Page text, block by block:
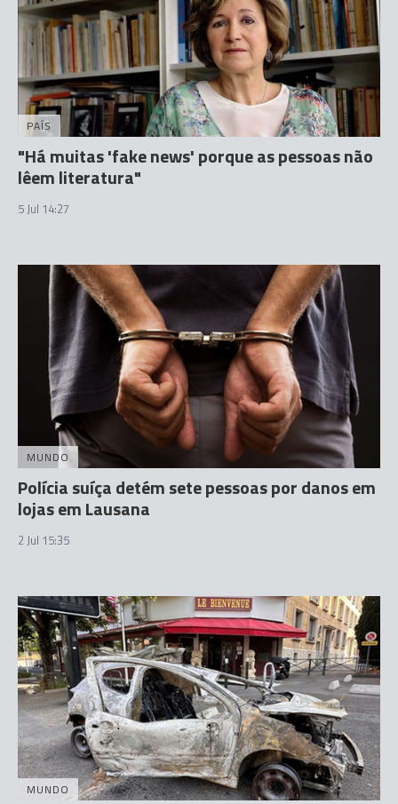
PAÍS
"Há muitas 'fake news' porque as pessoas não
lêem literatura"
5 Jul 14:27
MUNDO
Polícia suíça detém sete pessoas por danos em
lojas em Lausana
2 Jul 15:35
MUNDO